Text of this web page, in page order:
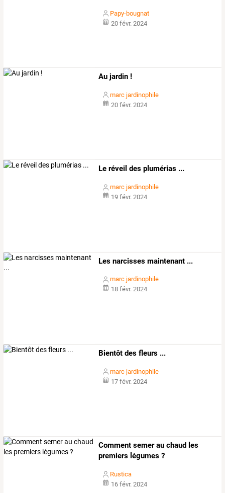
Papy-bougnat
20 févr. 2024
Au jardin !
marc jardinophile
20 févr. 2024
Le réveil des plumérias ...
marc jardinophile
19 févr. 2024
Les narcisses maintenant ...
marc jardinophile
18 févr. 2024
Bientôt des fleurs ...
marc jardinophile
17 févr. 2024
Comment semer au chaud les
premiers légumes ?
Rustica
16 févr. 2024